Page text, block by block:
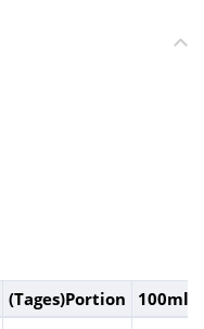
(Tages)Portion
100ml